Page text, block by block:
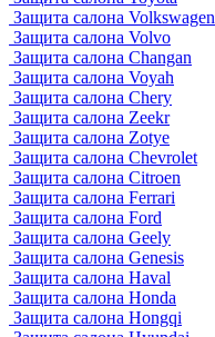
Защита салона Volkswagen
Защита салона Volvo
Защита салона Changan
Защита салона Voyah
Защита салона Chery
Защита салона Zeekr
Защита салона Zotye
Защита салона Chevrolet
Защита салона Citroen
Защита салона Ferrari
Защита салона Ford
Защита салона Geely
Защита салона Genesis
Защита салона Haval
Защита салона Honda
Защита салона Hongqi